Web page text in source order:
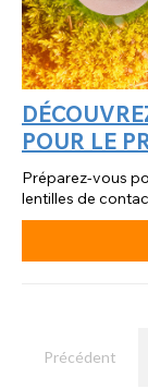
POUR LE
Préparez-vous
lentilles de
Précédent